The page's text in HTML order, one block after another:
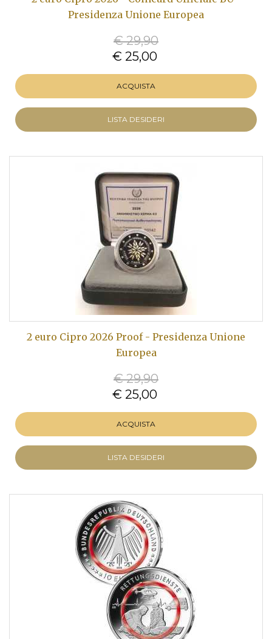
Presidenza Unione Europea
€ 29,90
€ 25,00
ACQUISTA
LISTA DESIDERI
2 euro Cipro 2026 Proof - Presidenza Unione
Europea
€ 29,90
€ 25,00
ACQUISTA
LISTA DESIDERI